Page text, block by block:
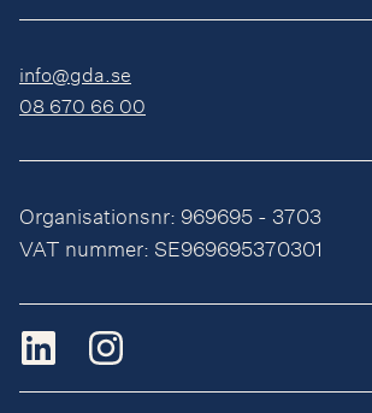
info@gda.se
08 670 66 00
Organisationsnr: 969695 - 3703
VAT nummer: SE969695370301